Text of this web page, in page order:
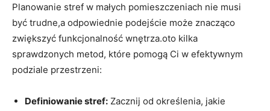
Planowanie stref w małych​ pomieszczeniach nie musi
być trudne,a odpowiednie podejście​ może znacząco
zwiększyć‍ funkcjonalność wnętrza.oto kilka
sprawdzonych metod, które pomogą Ci w efektywnym
⁣podziale przestrzeni:
Definiowanie stref: Zacznij od określenia, jakie